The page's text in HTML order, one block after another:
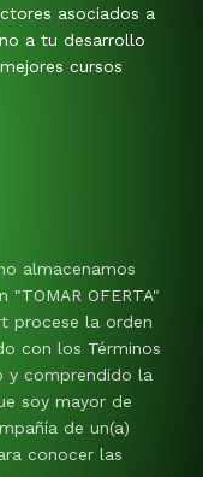
asociados a
a tu desarrollo
cursos
almacenamos
OFERTA"
procese la orden
con los Términos
y comprendido la
soy mayor de
de un(a)
conocer las